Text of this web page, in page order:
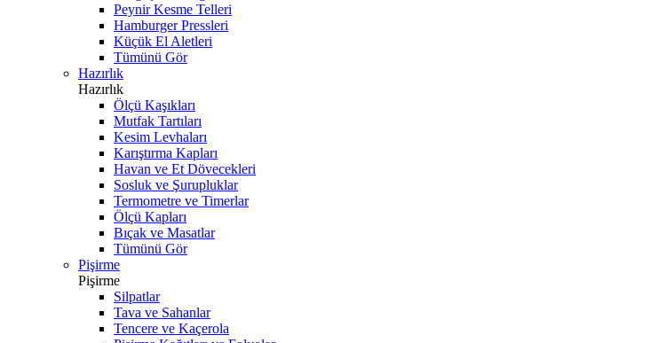
Peynir Kesme Telleri
Hamburger Pressleri
Küçük El Aletleri
Tümünü Gör
Hazırlık
Hazırlık
Ölçü Kaşıkları
Mutfak Tartıları
Kesim Levhaları
Karıştırma Kapları
Havan ve Et Dövecekleri
Sosluk ve Şurupluklar
Termometre ve Timerlar
Ölçü Kapları
Bıçak ve Masatlar
Tümünü Gör
Pişirme
Pişirme
Silpatlar
Tava ve Sahanlar
Tencere ve Kaçerola